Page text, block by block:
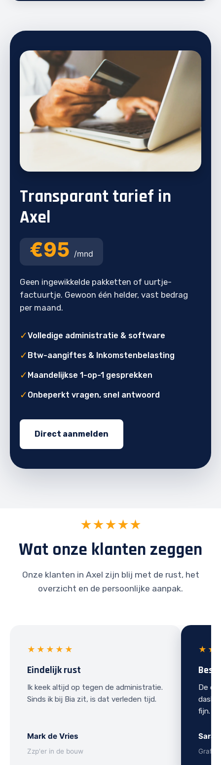
Transparant tarief in
Axel
€95 /mnd
Geen ingewikkelde pakketten of uurtje-
factuurtje. Gewoon één helder, vast bedrag
per maand.
✓Volledige administratie & software
✓ Btw-aangiftes & Inkomstenbelasting
✓ Maandelijkse 1-op-1 gesprekken
✓ Onbeperkt vragen, snel antwoord
Direct aanmelden
★★★★★
Wat onze klanten zeggen
Onze klanten in Axel zijn blij met de rust, het
overzicht en de persoonlijke aanpak.
★★★★★
Eindelijk rust
Ik keek altijd op tegen de administratie.
Sinds ik bij Bia zit, is dat verleden tijd.
Mark de Vries
Zzp'er in de bouw
De
fijn.